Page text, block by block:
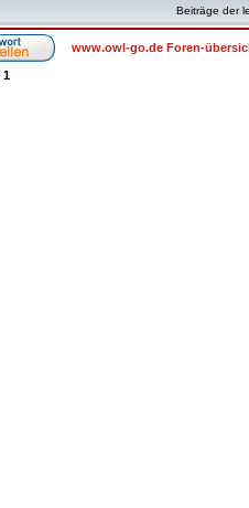
Beiträge der
www.owl-go.de Foren-
1